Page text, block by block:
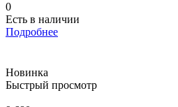
0
Есть в наличии
Подробнее
Новинка
Быстрый просмотр